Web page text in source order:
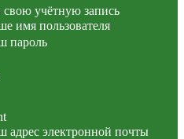
учётную запись
имя пользователя
пароль
адрес электронной почты